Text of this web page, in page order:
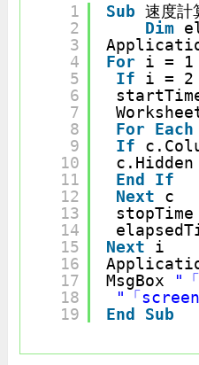
1
2
3
4
5
6
7
8
9
10
11
12
13
14
15
16
17
18
19
Sub 速度
Dim
For i =
If
i =
For Each
If
End
If
Next
c
Next
i
MsgBox
"
"「
End
Sub